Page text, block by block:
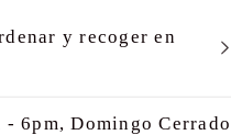
y recoger en
6pm, Domingo Cerrado